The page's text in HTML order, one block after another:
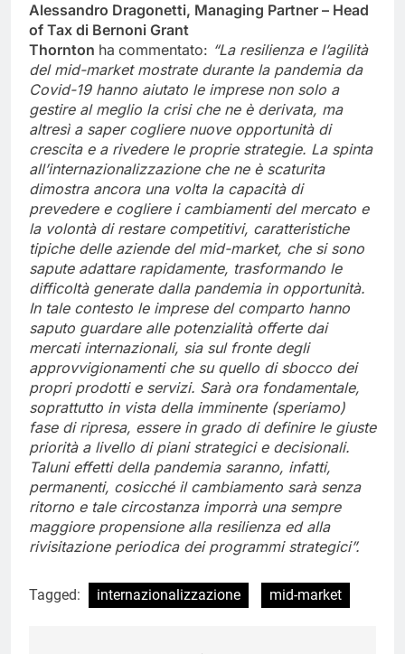
Alessandro Dragonetti, Managing Partner – Head
of Tax di Bernoni Grant
Thornton ha commentato: “La resilienza e l’agilità
del mid-market mostrate durante la pandemia da
Covid-19 hanno aiutato le imprese non solo a
gestire al meglio la crisi che ne è derivata, ma
altresì a saper cogliere nuove opportunità di
crescita e a rivedere le proprie strategie. La spinta
all’internazionalizzazione che ne è scaturita
dimostra ancora una volta la capacità di
prevedere e cogliere i cambiamenti del mercato e
la volontà di restare competitivi, caratteristiche
tipiche delle aziende del mid-market, che si sono
sapute adattare rapidamente, trasformando le
difficoltà generate dalla pandemia in opportunità.
In tale contesto le imprese del comparto hanno
saputo guardare alle potenzialità offerte dai
mercati internazionali, sia sul fronte degli
approvvigionamenti che su quello di sbocco dei
propri prodotti e servizi. Sarà ora fondamentale,
soprattutto in vista della imminente (speriamo)
fase di ripresa, essere in grado di definire le giuste
priorità a livello di piani strategici e decisionali.
Taluni effetti della pandemia saranno, infatti,
permanenti, cosicché il cambiamento sarà senza
ritorno e tale circostanza imporrà una sempre
maggiore propensione alla resilienza ed alla
rivisitazione periodica dei programmi strategici”.
Tagged: internazionalizzazione mid-market